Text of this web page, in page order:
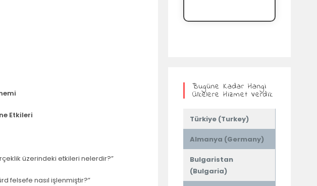
Etkileri
üzerindeki etkileri nelerdir?”
felsefe nasıl işlenmiştir?”
Bugüne Kadar Hangi
Ülkelere Hizmet Verdik
Türkiye (Turkey)
Almanya (Germany)
Bulgaristan
(Bulgaria)